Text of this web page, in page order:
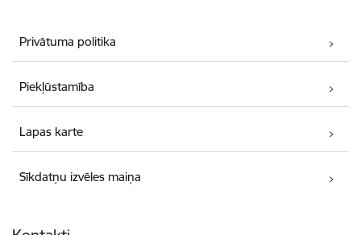
Privātuma politika
Piekļūstamība
Lapas karte
Sīkdatņu izvēles maiņa